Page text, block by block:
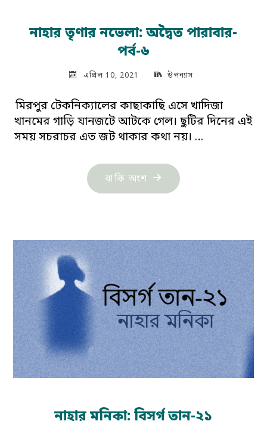
নাহার তৃণার নভেলা: অদ্বৈত পারাবার-
পর্ব-৬
এপ্রিল 10, 2021 উপন্যাস
মিরপুর টেকনিক্যালের কাছাকাছি এসে খাদিজা
খানমের গাড়ি যানজটে আটকে গেল। ছুটির দিনের এই
সময় সচরাচর এত জট থাকার কথা নয়। …
বাকি অংশ "নাহার
তৃণার
পারাবার-
পর্ব-৬"
নাহার মনিকা: বিসর্গ তান-২১